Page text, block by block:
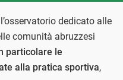
dedicato alle
comunità abruzzesi
particolare le
alla pratica sportiva,